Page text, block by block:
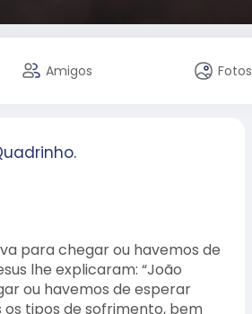
Amigos Fotos
para chegar ou havemos de
lhe explicaram: “João
ou havemos de esperar
os tipos de sofrimento, bem